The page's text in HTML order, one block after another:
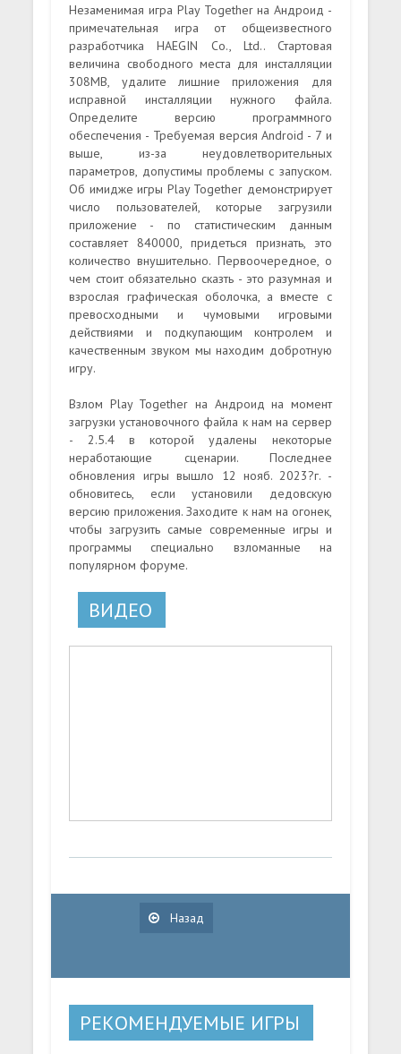
Незаменимая игра Play Together на Андроид -
примечательная игра от общеизвестного
разработчика HAEGIN Co., Ltd.. Стартовая
величина свободного места для инсталляции
308MB, удалите лишние приложения для
исправной инсталляции нужного файла.
Определите версию программного
обеспечения - Требуемая версия Android - 7 и
выше, из-за неудовлетворительных
параметров, допустимы проблемы с запуском.
Об имидже игры Play Together демонстрирует
число пользователей, которые загрузили
приложение - по статистическим данным
составляет 840000, придеться признать, это
количество внушительно. Первоочередное, о
чем стоит обязательно сказть - это разумная и
взрослая графическая оболочка, а вместе с
превосходными и чумовыми игровыми
действиями и подкупающим контролем и
качественным звуком мы находим добротную
игру.
Взлом Play Together на Андроид на момент
загрузки установочного файла к нам на сервер
- 2.5.4 в которой удалены некоторые
неработающие сценарии. Последнее
обновления игры вышло 12 нояб. 2023?г. -
обновитесь, если установили дедовскую
версию приложения. Заходите к нам на огонек,
чтобы загрузить самые современные игры и
программы специально взломанные на
популярном форуме.
ВИДЕО
Назад
РЕКОМЕНДУЕМЫЕ ИГРЫ